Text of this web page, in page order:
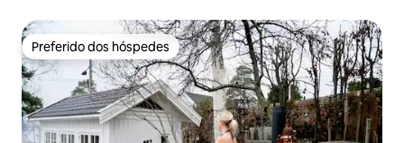
Preferido dos hóspedes
Preferido dos hóspedes